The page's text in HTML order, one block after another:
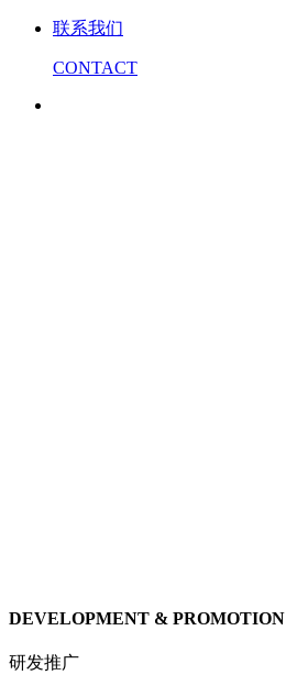
联系我们
CONTACT
DEVELOPMENT & PROMOTION
研发推广